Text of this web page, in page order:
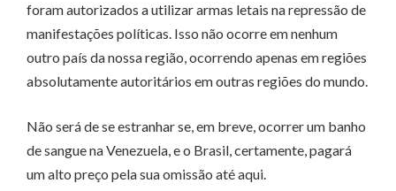
foram autorizados a utilizar armas letais na repressão de
manifestações políticas. Isso não ocorre em nenhum
outro país da nossa região, ocorrendo apenas em regiões
absolutamente autoritários em outras regiões do mundo.
Não será de se estranhar se, em breve, ocorrer um banho
de sangue na Venezuela, e o Brasil, certamente, pagará
um alto preço pela sua omissão até aqui.